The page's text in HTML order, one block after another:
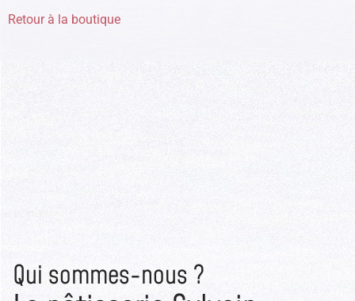
Retour à la boutique
Qui sommes-nous ?